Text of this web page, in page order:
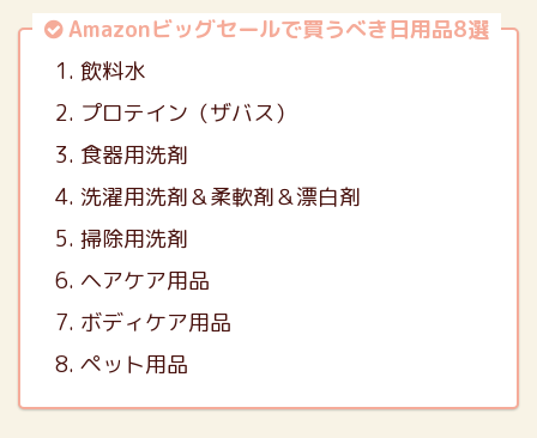
Amazonビッグセールで買うべき日用品8選
飲料水
プロテイン（ザバス）
食器用洗剤
洗濯用洗剤＆柔軟剤＆漂白剤
掃除用洗剤
ヘアケア用品
ボディケア用品
ペット用品